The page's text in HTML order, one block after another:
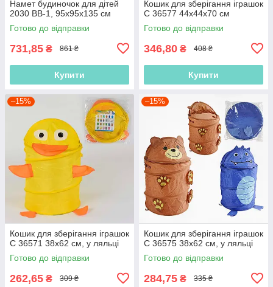
Намет будиночок для дітей
2030 ВВ-1, 95х95х135 см
Готово до відправки
731,85 ₴ 861 ₴
Купити
Кошик для зберігання іграшок
C 36577 44х44х70 см
Готово до відправки
346,80 ₴ 408 ₴
Купити
–15%
Кошик для зберігання іграшок
C 36571 38х62 см, у ляльці
Готово до відправки
262,65 ₴ 309 ₴
–15%
Кошик для зберігання іграшок
C 36575 38х62 см, у ляльці
Готово до відправки
284,75 ₴ 335 ₴